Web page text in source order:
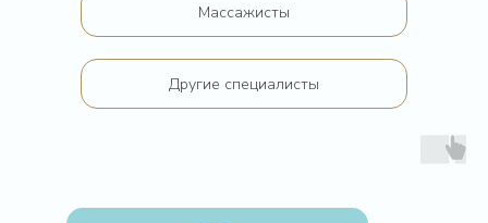
Другие специалисты
Массажисты